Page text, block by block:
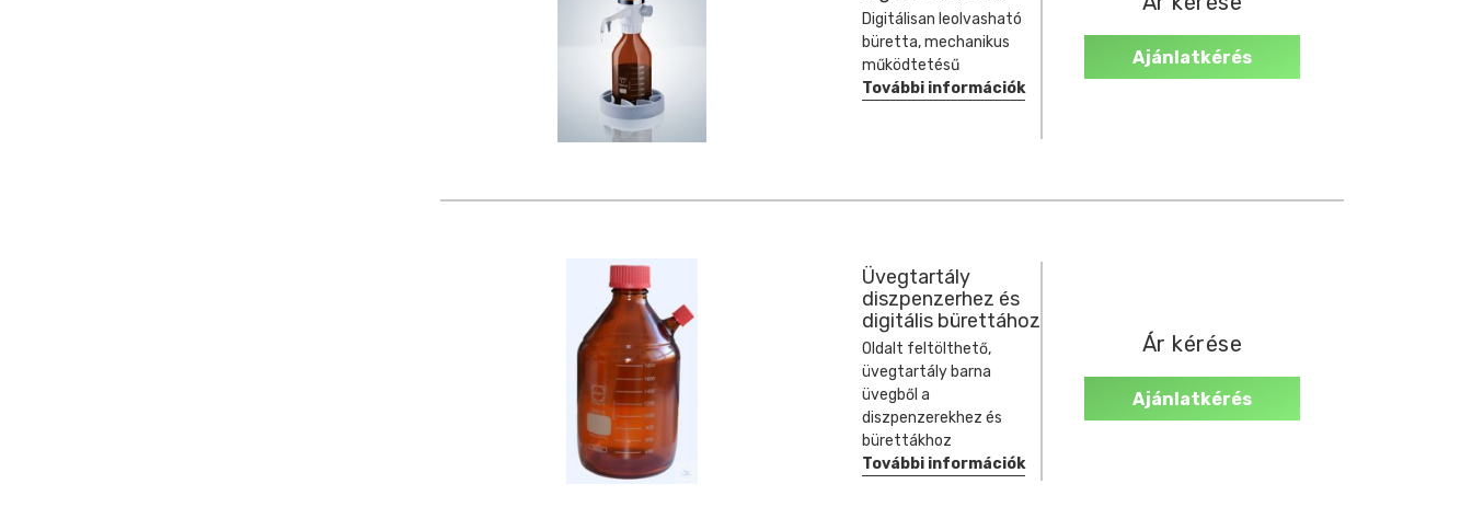
Digitálisan leolvasható
büretta, mechanikus
működtetésű
További információk
Ajánlatkérés
Üvegtartály
diszpenzerhez és
digitális bürettához
Oldalt feltölthető,
üvegtartály barna
üvegből a
diszpenzerekhez és
bürettákhoz
További információk
Ár kérése
Ajánlatkérés